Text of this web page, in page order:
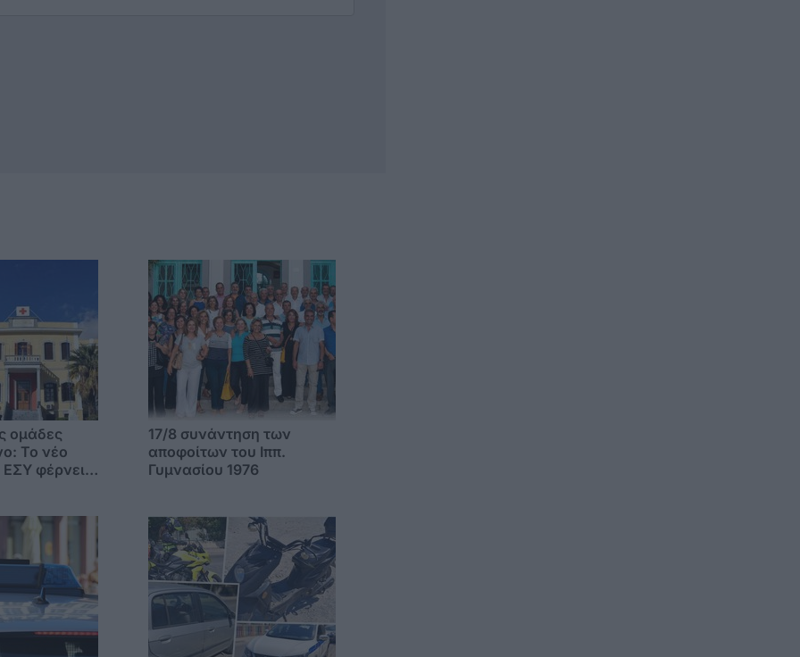
ομάδες
Το νέο
φέρνει
17/8 συνάντηση των
αποφοίτων του Ιππ.
Γυμνασίου 1976